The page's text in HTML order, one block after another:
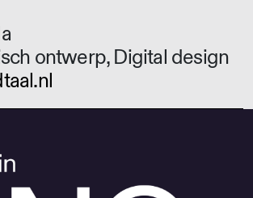
ontwerp, Digital design